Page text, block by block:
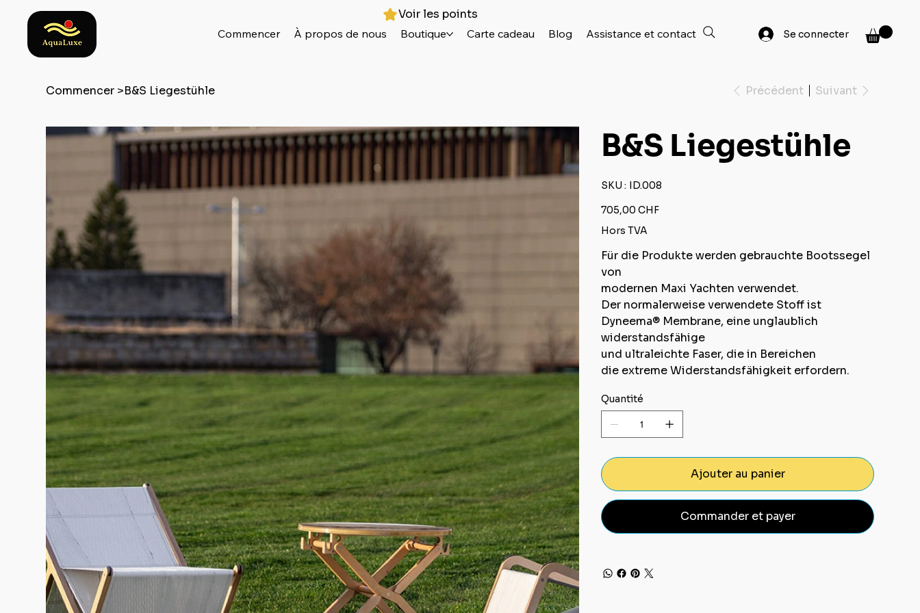
Commencer À propos de nous Boutique Carte cadeau Blog Assistance et contact
Voir les points
Se connecter
Commencer >B&S Liegestühle Précédent Suivant
B&S Liegestühle
SKU : SKU
ID.008
ID.008
Prix
705,00 CHF
Hors TVA
Für die Produkte werden gebrauchte Bootssegel
von
modernen Maxi Yachten verwendet.
Der normalerweise verwendete Stoff ist
Dyneema® Membrane, eine unglaublich
widerstandsfähige
und ultraleichte Faser, die in Bereichen
die extreme Widerstandsfähigkeit erfordern.
Quantité
Ajouter au panier
Commander et payer